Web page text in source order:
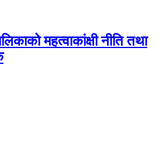
महत्वाकांक्षी नीति तथा